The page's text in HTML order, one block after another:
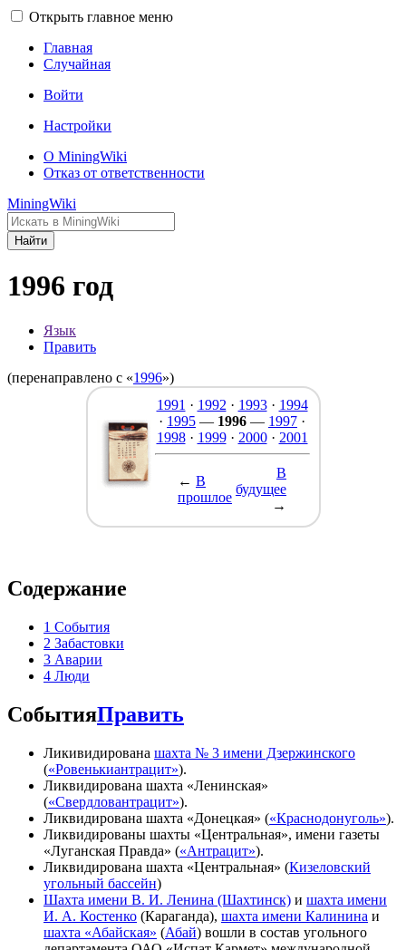
Открыть главное меню
Главная
Случайная
Войти
Настройки
О MiningWiki
Отказ от ответственности
MiningWiki
Найти
1996 год
Язык
Править
(перенаправлено с «1996»)
1991 · 1992 · 1993· 1994
· 1995 — 1996 — 1997 ·
1998· 1999· 2000· 2001
← В
прошлое
В
будущее
→
Содержание
1 События
2 Забастовки
3 Аварии
4 Люди
СобытияПравить
Ликивидирована шахта № 3 имени Дзержинского
(«Ровенькиантрацит»).
Ликвидирована шахта «Ленинская»
(«Свердловантрацит»).
Ликвидирована шахта «Донецкая» («Краснодонуголь»).
Ликвидированы шахты «Центральная», имени газеты
«Луганская Правда» («Антрацит»).
Ликвидирована шахта «Центральная» (Кизеловский
угольный бассейн)
Шахта имени В. И. Ленина (Шахтинск) и шахта имени
И. А. Костенко (Караганда), шахта имени Калинина и
шахта «Абайская» (Абай) вошли в состав угольного